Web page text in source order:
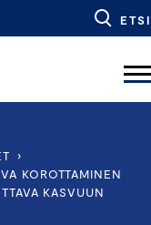
ETSI
›
KOROTTAMINEN
KASVUUN